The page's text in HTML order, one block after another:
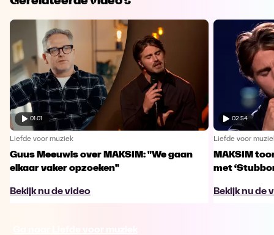
01:01
Liefde voor muziek
Guus Meeuwis over MAKSIM: "We gaan
elkaar vaker opzoeken"
Bekijk nu de video
02:54
Liefde voor
MAKSIM
met
Bekijk nu de